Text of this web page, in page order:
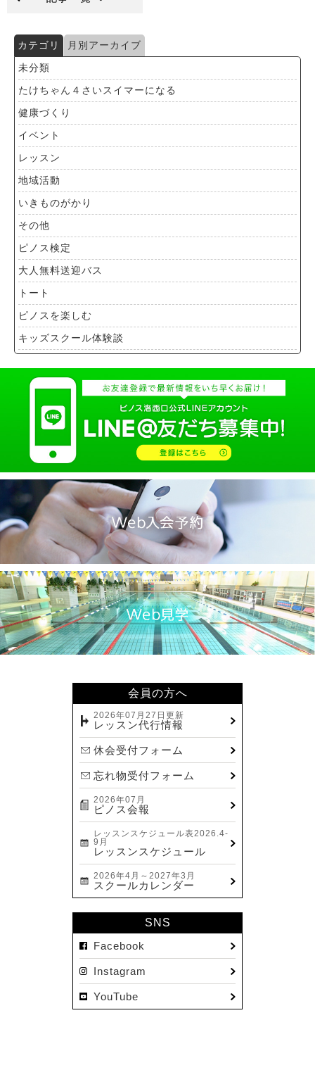
カテゴリ
月別アーカイブ
未分類
たけちゃん４さいスイマーになる
健康づくり
イベント
レッスン
地域活動
いきものがかり
その他
ピノス検定
大人無料送迎バス
トート
ピノスを楽しむ
キッズスクール体験談
会員の方へ
2026年07月27日更新
レッスン代行情報
休会受付フォーム
忘れ物受付フォーム
2026年07月
ピノス会報
レッスンスケジュール表2026.4-
9月
レッスンスケジュール
2026年4月～2027年3月
スクールカレンダー
SNS
Facebook
Instagram
YouTube